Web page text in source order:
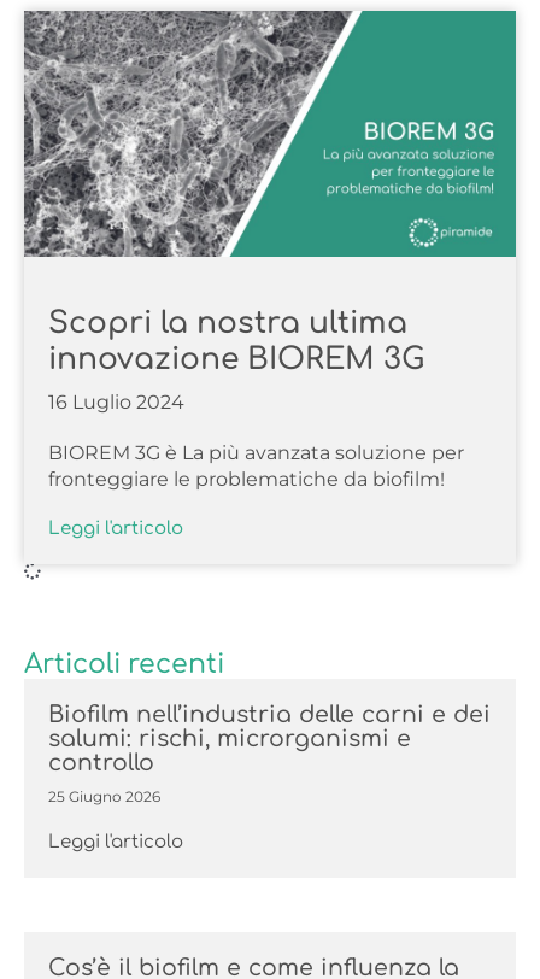
Scopri la nostra ultima
innovazione BIOREM 3G
16 Luglio 2024
BIOREM 3G è La più avanzata soluzione per
fronteggiare le problematiche da biofilm!
Leggi l'articolo
Articoli recenti
Biofilm nell’industria delle carni e dei
salumi: rischi, microrganismi e
controllo
25 Giugno 2026
Leggi l'articolo
Cos’è il biofilm e come influenza la